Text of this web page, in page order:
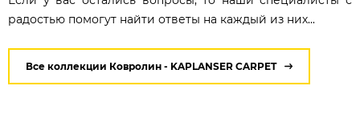
радостью помогут найти ответы на каждый из них...
Все коллекции Ковролин - KAPLANSER CARPET